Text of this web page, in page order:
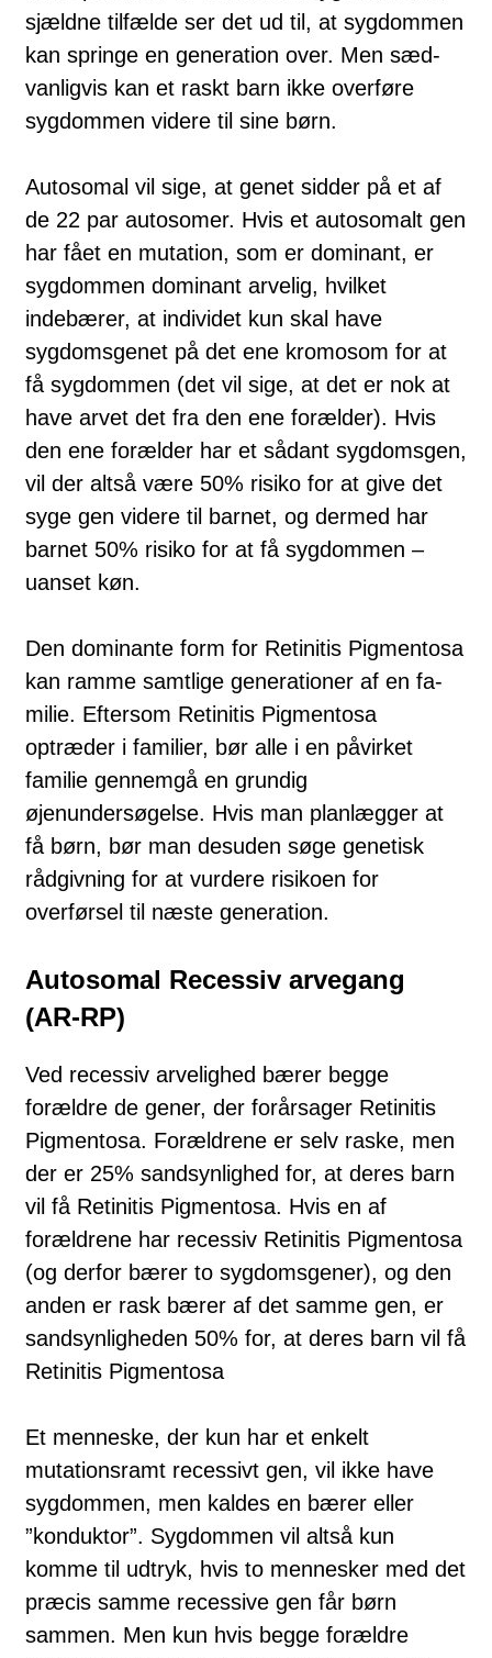
sjældne tilfælde ser det ud til, at sygdommen
kan springe en generation over. Men sæd­
vanligvis kan et raskt barn ikke overføre
sygdommen videre til sine børn.
Autosomal vil sige, at genet sidder på et af
de 22 par autosomer. Hvis et auto­somalt gen
har fået en mutation, som er dominant, er
sygdommen do­mi­nant arvelig, hvilket
indebærer, at individet kun skal have
sygdomsgenet på det ene kromosom for at
få sygdommen (det vil sige, at det er nok at
have ar­vet det fra den ene forælder). Hvis
den ene forælder har et sådant syg­doms­gen,
vil der altså være 50% risiko for at give det
syge gen videre til barnet, og dermed har
barnet 50% risiko for at få sygdommen –
uanset køn.
Den dominante form for Retinitis Pigmentosa
kan ramme samtlige generationer af en fa­
milie. Eftersom Retinitis Pigmentosa
optræder i familier, bør alle i en påvirket
familie gen­nem­gå en grundig
øjenundersøgelse. Hvis man planlægger at
få børn, bør man de­suden søge genetisk
rådgivning for at vurdere risikoen for
overførsel til næ­ste generation.
Autosomal Recessiv arvegang
(AR-RP)
Ved recessiv arvelighed bærer begge
forældre de gener, der forårsager Retinitis
Pigmentosa. Forældrene er selv raske, men
der er 25% sandsynlighed for, at deres barn
vil få Retinitis Pigmentosa. Hvis en af
forældrene har recessiv Retinitis Pigmentosa
(og derfor bærer to sygdomsgener), og den
anden er rask bærer af det samme gen, er
sandsynligheden 50% for, at deres barn vil få
Retinitis Pigmentosa
Et menneske, der kun har et enkelt
mutationsramt recessivt gen, vil ikke have
syg­­dommen, men kaldes en bærer eller
”konduktor”. Sygdommen vil altså kun
komme til udtryk, hvis to mennesker med det
præcis samme recessive gen får børn
sammen. Men kun hvis begge forældre